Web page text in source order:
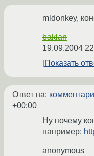
mldonkey,
baklan
19.09.2004
Показать
Ответ на:
+00:00
Ну почему
например:
anonymous